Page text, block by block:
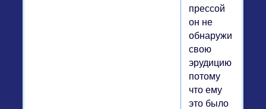
прессой
он не
обнаруживал
свою
эрудицию,
потому
что ему
это было